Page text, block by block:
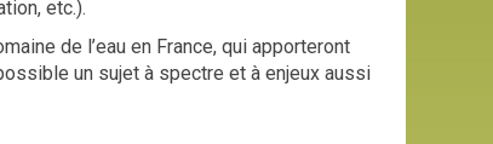
etc.).
de l’eau en France, qui apporteront
un sujet à spectre et à enjeux aussi